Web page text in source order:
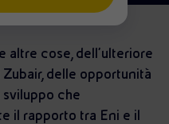
altre cose, dell'ulteriore
delle opportunità
che
il rapporto tra Eni e il